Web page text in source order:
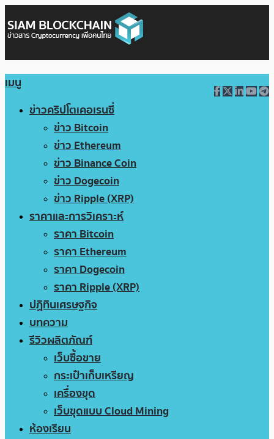
เมนู
ข่าวคริปโตเคอเรนซี่
ข่าว Bitcoin
ข่าว Ethereum
ข่าว Binance Coin
ข่าว Dogecoin
ข่าว Ripple (XRP)
ราคาและการวิเคราะห์
ราคา Bitcoin
ราคา Ethereum
ราคา Dogecoin
ราคา Ripple (XRP)
ปฏิทินเศรษฐกิจ
บทความ
รีวิวผลิตภัณฑ์
เว็บซื้อขาย
กระเป๋าเก็บเหรียญ
เครื่องขุด
เว็บขุดแบบ Cloud Mining
ห้องเรียน